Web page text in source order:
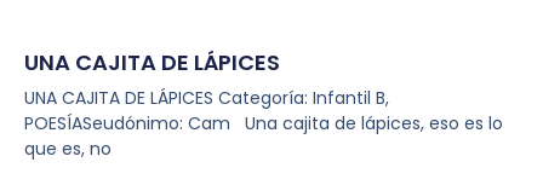
UNA CAJITA DE LÁPICES
UNA CAJITA DE LÁPICES Categoría: Infantil B,
POESÍASeudónimo: Cam Una cajita de lápices, eso es lo
que es, no